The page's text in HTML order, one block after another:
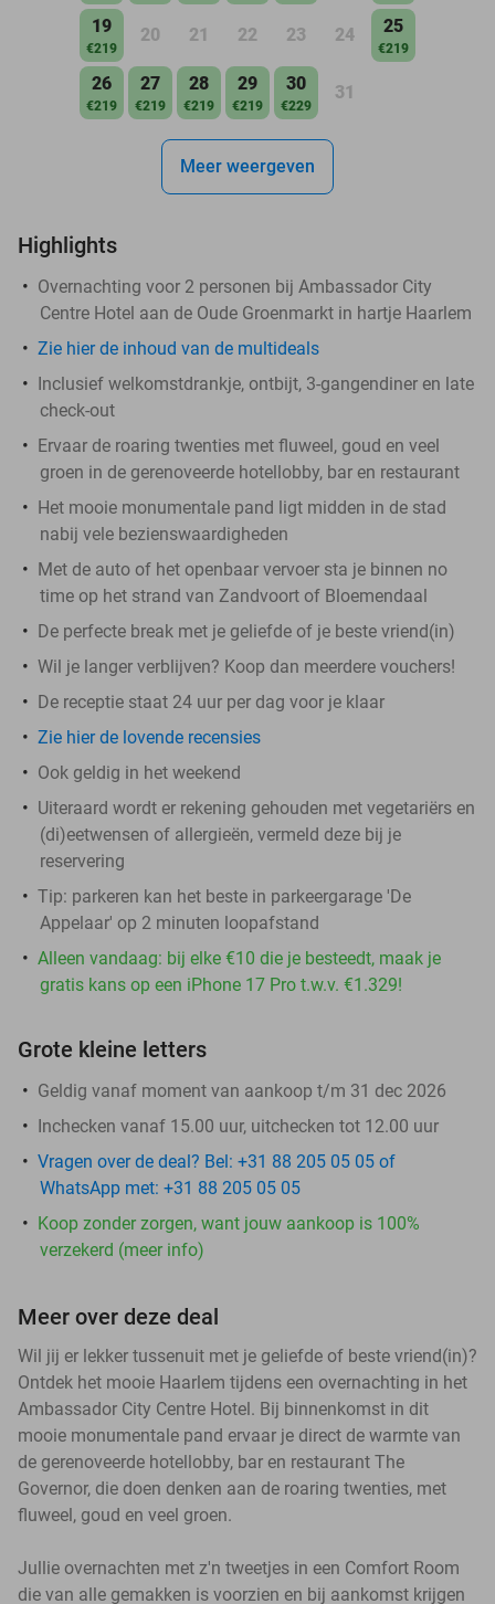
19
€219
20 21 22 23 24 25
€219
26
€219
27
€219
28
€219
29
€219
30
€229
31
Meer weergeven
Highlights
Overnachting voor 2 personen bij Ambassador City
Centre Hotel aan de Oude Groenmarkt in hartje Haarlem
Zie hier de inhoud van de multideals
Inclusief welkomstdrankje, ontbijt, 3-gangendiner en late
check-out
Ervaar de roaring twenties met fluweel, goud en veel
groen in de gerenoveerde hotellobby, bar en restaurant
Het mooie monumentale pand ligt midden in de stad
nabij vele bezienswaardigheden
Met de auto of het openbaar vervoer sta je binnen no
time op het strand van Zandvoort of Bloemendaal
De perfecte break met je geliefde of je beste vriend(in)
Wil je langer verblijven? Koop dan meerdere vouchers!
De receptie staat 24 uur per dag voor je klaar
Zie hier de lovende recensies
Ook geldig in het weekend
Uiteraard wordt er rekening gehouden met vegetariërs en
(di)eetwensen of allergieën, vermeld deze bij je
reservering
Tip: parkeren kan het beste in parkeergarage 'De
Appelaar' op 2 minuten loopafstand
Alleen vandaag: bij elke €10 die je besteedt, maak je
gratis kans op een iPhone 17 Pro t.w.v. €1.329!
Grote kleine letters
Geldig vanaf moment van aankoop t/m 31 dec 2026
Inchecken vanaf 15.00 uur, uitchecken tot 12.00 uur
Vragen over de deal? Bel: +31 88 205 05 05 of
WhatsApp met: +31 88 205 05 05
Koop zonder zorgen, want jouw aankoop is 100%
verzekerd (meer info)
Meer over deze deal
Wil jij er lekker tussenuit met je geliefde of beste vriend(in)?
Ontdek het mooie Haarlem tijdens een overnachting in het
Ambassador City Centre Hotel. Bij binnenkomst in dit
mooie monumentale pand ervaar je direct de warmte van
de gerenoveerde hotellobby, bar en restaurant The
Governor, die doen denken aan de roaring twenties, met
fluweel, goud en veel groen.
Jullie overnachten met z'n tweetjes in een Comfort Room
die van alle gemakken is voorzien en bij aankomst krijgen